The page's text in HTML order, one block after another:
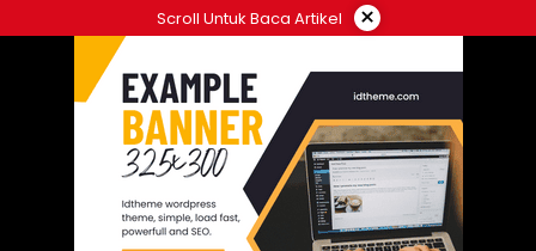
ke
Scroll Untuk Baca Artikel ×